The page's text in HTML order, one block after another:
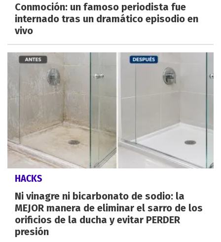
Conmoción: un famoso periodista fue
internado tras un dramático episodio en
vivo
HACKS
Ni vinagre ni bicarbonato de sodio: la
MEJOR manera de eliminar el sarro de los
orificios de la ducha y evitar PERDER
presión